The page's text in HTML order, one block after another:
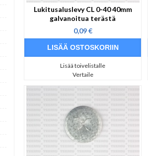
Lukitusaluslevy CL 0-40 40mm
galvanoitua terästä
0,09 €
Lisää toivelistalle
Vertaile